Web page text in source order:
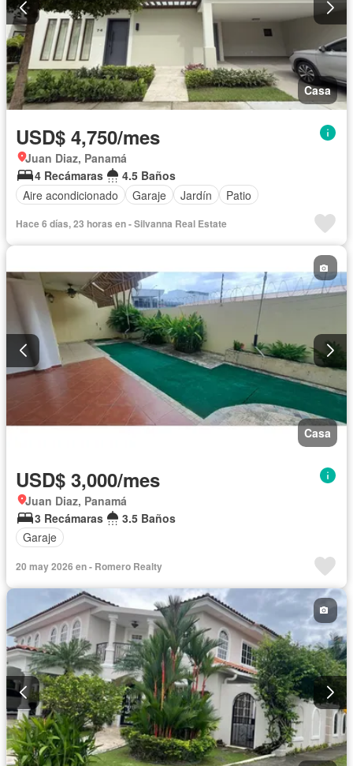
Casa
USD$ 4,750/mes
Juan Diaz, Panamá
4 Recámaras
4.5 Baños
Aire acondicionado
Garaje Jardín Patio
Hace 6 días, 23 horas en - Silvanna Real Estate
Casa
USD$ 3,000/mes
Juan Diaz, Panamá
3 Recámaras
3.5 Baños
Garaje
20 may 2026 en - Romero Realty